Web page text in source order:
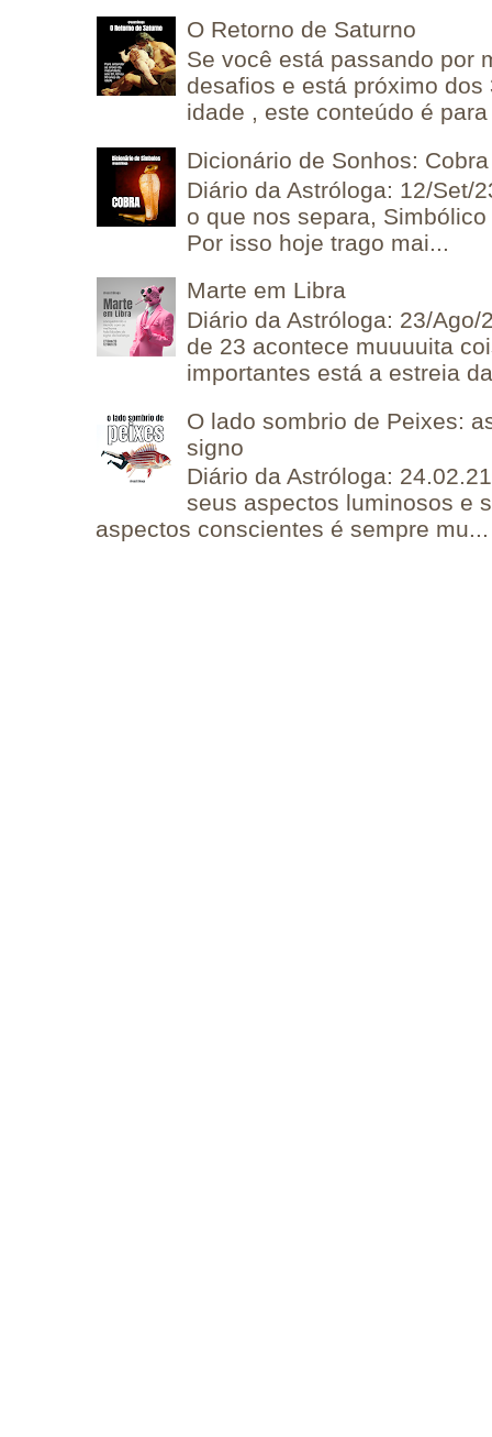
O Retorno de Saturno
Se você está passando por
desafios e está próximo
idade , este conteúdo é
Dicionário de Sonhos: Cobra
Diário da Astróloga: 12/Set/
o que nos separa,
Por isso hoje trago mai...
Marte em Libra
Diário da Astróloga: 23/
de 23 acontece muuuuita
importantes está a estreia
O lado sombrio de Peixes:
signo
Diário da Astróloga:
seus aspectos luminosos e
aspectos conscientes é sempre mu...